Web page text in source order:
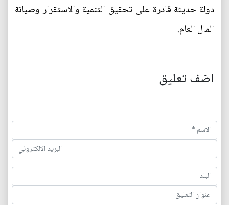
دولة حديثة قادرة على تحقيق التنمية والاستقرار وصيانة
المال العام.
اضف تعليق